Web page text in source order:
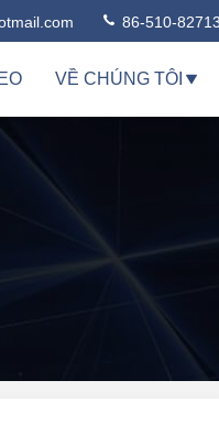
86-510-
VỀ CHÚNG TÔI